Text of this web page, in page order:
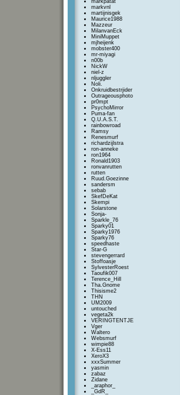
markpatat
markvnl
martijnisgek
Maurice1988
Mazzeur
MilanvanEck
MiniMuppet
mjheijenk
mobster400
mr-miyagi
n00b
NickW
niel-z
nljuggler
Noli.
Onkruidbestrjider
Outrageousphoto
pr0mpt
PsychoMirror
Puma-fan
Q.U.A.S.T.
rainbowroad
Ramsy
Renesmurf
richardzijlstra
ron-anneke
ron1964
Ronald1903
ronvanrutten
rutten
Ruud.Goezinne
sandersm
sebab
SkefDeKat
Skempi
Solarstone
Sonja-
Sparkle_76
Sparky01
Sparky1976
Sparky76
speedhaste
Star-G
stevengerrard
Stoffoasje
SylvesterRoest
Taoufik007
Terence_Hill
Tha.Gnome
Thisisme2
THN
UM2009
untouched
vegeta2k
VERINGTENTJE
Vger
Waltero
Websmurf
wimpie88
X-Ess11
XeroX3
xxxSummer
yasmin
zabaz
Zidane
_araphor_
_GdR_